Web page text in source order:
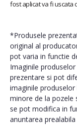
fost aplicat va fi uscata
*Produsele
original al
pot varia in functie
Imaginile
prezentare si pot
imaginile
minore de la pozele
se pot modifica in
anuntarea